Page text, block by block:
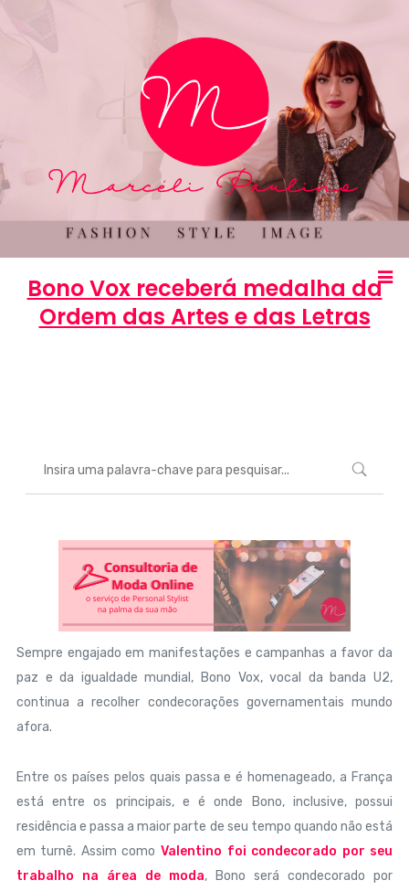
Bono Vox receberá medalha da
Ordem das Artes e das Letras
Sempre engajado em manifestações e campanhas a favor da
paz e da igualdade mundial, Bono Vox, vocal da banda U2,
continua a recolher condecorações governamentais mundo
afora.
Entre os países pelos quais passa e é homenageado, a França
está entre os principais, e é onde Bono, inclusive, possui
residência e passa a maior parte de seu tempo quando não está
em turnê. Assim como Valentino foi condecorado por seu
trabalho na área de moda, Bono será condecorado por